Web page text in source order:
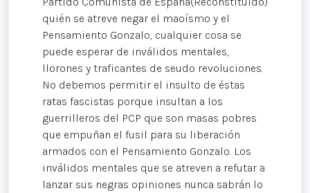
quién se atreve negar el maoísmo y el
Pensamiento Gonzalo, cualquier cosa se
puede esperar de inválidos mentales,
llorones y traficantes de seudo revoluciones.
No debemos permitir el insulto de éstas
ratas fascistas porque insultan a los
guerrilleros del PCP que son masas pobres
que empuñan el fusil para su liberación
armados con el Pensamiento Gonzalo. Los
inválidos mentales que se atreven a refutar a
lanzar sus negras opiniones nunca sabrán lo